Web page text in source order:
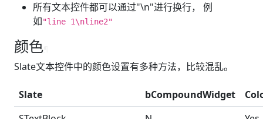
所有文本控件都可以通过"\n"进行换行， 例
如"line 1\nline2"
颜色
Slate文本控件中的颜色设置有多种方法，比较混乱。
Slate bCompoundWidget